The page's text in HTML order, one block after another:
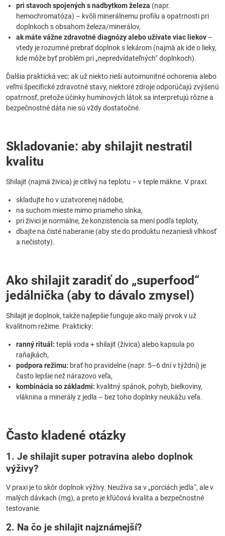
pri stavoch spojených s nadbytkom železa (napr.
hemochromatóza) – kvôli minerálnemu profilu a opatrnosti pri
doplnkoch s obsahom železa/minerálov,
ak máte vážne zdravotné diagnózy alebo užívate viac liekov –
vtedy je rozumné prebrať doplnok s lekárom (najmä ak ide o lieky,
kde môže byť problém pri „nepredvídateľných“ doplnkoch).
Ďalšia praktická vec: ak už niekto rieši autoimunitné ochorenia alebo
veľmi špecifické zdravotné stavy, niektoré zdroje odporúčajú zvýšenú
opatrnosť, pretože účinky humínových látok sa interpretujú rôzne a
bezpečnostné dáta nie sú vždy dostatočné.
Skladovanie: aby shilajit nestratil
kvalitu
Shilajit (najmä živica) je citlivý na teplotu – v teple mäkne. V praxi:
skladujte ho v uzatvorenej nádobe,
na suchom mieste mimo priameho slnka,
pri živici je normálne, že konzistencia sa mení podľa teploty,
dbajte na čisté naberanie (aby ste do produktu nezaniesli vlhkosť
a nečistoty).
Ako shilajit zaradiť do „superfood“
jedálnička (aby to dávalo zmysel)
Shilajit je doplnok, takže najlepšie funguje ako malý prvok v už
kvalitnom režime. Prakticky:
ranný rituál: teplá voda + shilajit (živica) alebo kapsula po
raňajkách,
podpora režimu: brať ho pravidelne (napr. 5–6 dní v týždni) je
často lepšie než nárazovo veľa,
kombinácia so základmi: kvalitný spánok, pohyb, bielkoviny,
vláknina a minerály z jedla – bez toho doplnky neukážu veľa.
Často kladené otázky
1. Je shilajit super potravina alebo doplnok
výživy?
V praxi je to skôr doplnok výživy. Neužíva sa v „porciách jedla“, ale v
malých dávkach (mg), a preto je kľúčová kvalita a bezpečnostné
testovanie.
2. Na čo je shilajit najznámejší?